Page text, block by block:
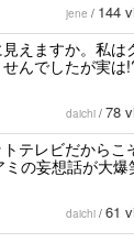
jene / 144
えますか。私は
んでしたが実は
daichi / 78
テレビだからこ
の妄想話が大爆
daichi / 61